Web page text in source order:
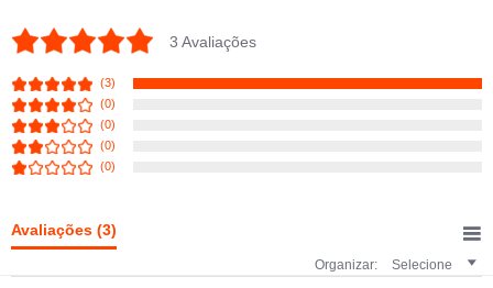
5.0 star rating
3 Avaliações
(3)
(0)
(0)
(0)
(0)
Avaliações (3)
Organizar: Selecione